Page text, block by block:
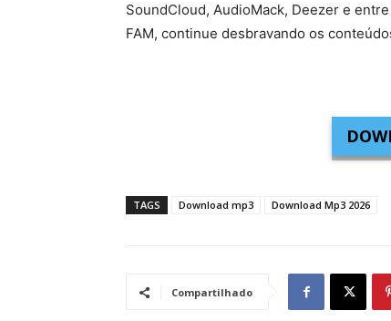
SoundCloud, AudioMack, Deezer e
FAM, continue desbravando os
TAGS Download mp3 Download Mp3 2026
Compartilhado